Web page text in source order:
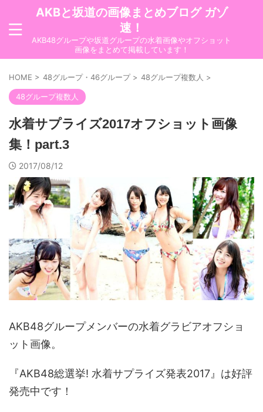
AKBと坂道の画像まとめブログ ガゾ
速！
AKB48グループや坂道グループの水着画像やオフショット
画像をまとめて掲載しています！
HOME > 48グループ・46グループ > 48グループ複数人 >
48グループ複数人
水着サプライズ2017オフショット画像
集！part.3
2017/08/12
AKB48グループメンバーの水着グラビアオフショ
ット画像。
『AKB48総選挙! 水着サプライズ発表2017』は好評
発売中です！